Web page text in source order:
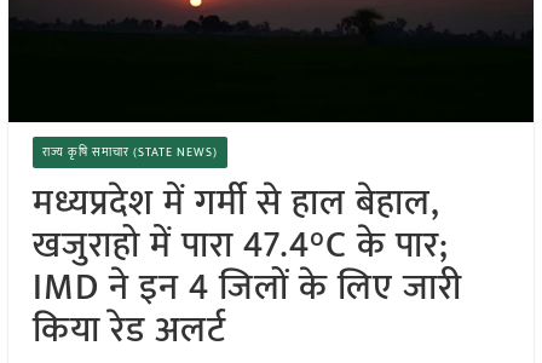
राज्य कृषि समाचार (STATE NEWS)
मध्यप्रदेश में गर्मी से हाल बेहाल,
खजुराहो में पारा 47.4°C के पार;
IMD ने इन 4 जिलों के लिए जारी
किया रेड अलर्ट